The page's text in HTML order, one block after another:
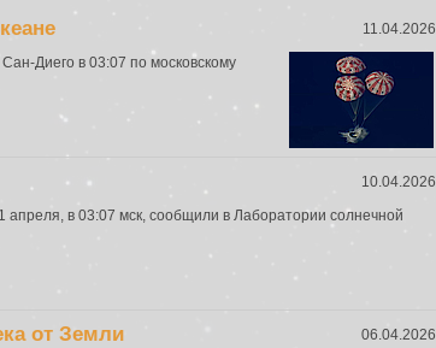
11.04.2026
Диего в 03:07 по московскому
10.04.2026
апреля, в 03:07 мск, сообщили в Лаборатории солнечной
06.04.2026
от Земли